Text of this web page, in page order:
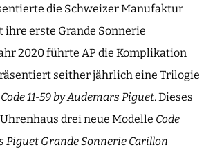
die Schweizer Manufaktur
ihre erste Grande Sonnerie
2020 führte AP die Komplikation
seither jährlich eine Trilogie
Code 11-59 by Audemars Piguet. Dieses
drei neue Modelle Code
Piguet Grande Sonnerie Carillon